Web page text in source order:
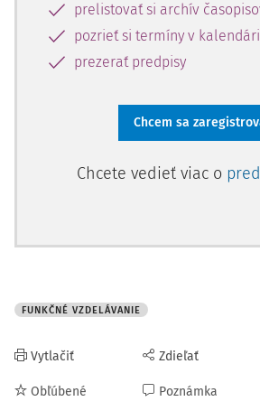
prelistovať si archív
pozrieť si termíny v kalendári
prezerať predpisy
Chcem sa
Chcete vedieť viac o
FUNKČNÉ VZDELÁVANIE
Vytlačiť
Obľúbené
Zdieľať
Poznámka